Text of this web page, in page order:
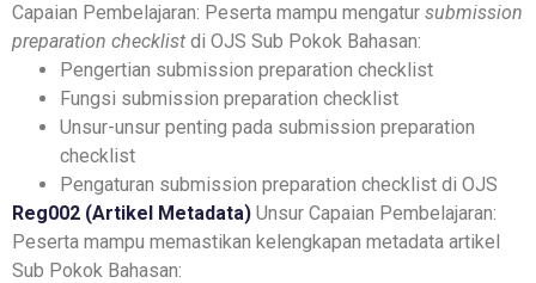
Capaian Pembelajaran: Peserta mampu mengatur submission
preparation checklist di OJS Sub Pokok Bahasan:
Pengertian submission preparation checklist
Fungsi submission preparation checklist
Unsur-unsur penting pada submission preparation
checklist
Pengaturan submission preparation checklist di OJS
Reg002 (Artikel Metadata) Unsur Capaian Pembelajaran:
Peserta mampu memastikan kelengkapan metadata artikel
Sub Pokok Bahasan: